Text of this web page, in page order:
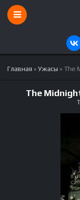
Главная »Ужасы » The
The